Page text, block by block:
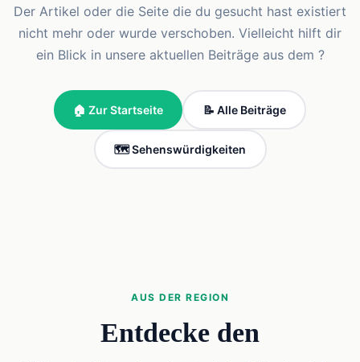
Der Artikel oder die Seite die du gesucht hast existiert
nicht mehr oder wurde verschoben. Vielleicht hilft dir
ein Blick in unsere aktuellen Beiträge aus dem ?
🏠 Zur Startseite 📝 Alle Beiträge
🗺️ Sehenswürdigkeiten
AUS DER REGION
Entdecke den